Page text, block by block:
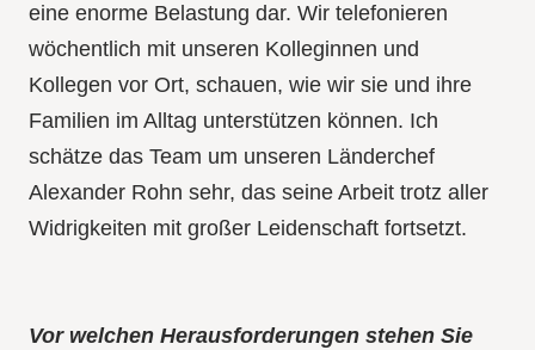
eine enorme Belastung dar. Wir telefonieren
wöchentlich mit unseren Kolleginnen und
Kollegen vor Ort, schauen, wie wir sie und ihre
Familien im Alltag unterstützen können. Ich
schätze das Team um unseren Länderchef
Alexander Rohn sehr, das seine Arbeit trotz aller
Widrigkeiten mit großer Leidenschaft fortsetzt.
Vor welchen Herausforderungen stehen Sie